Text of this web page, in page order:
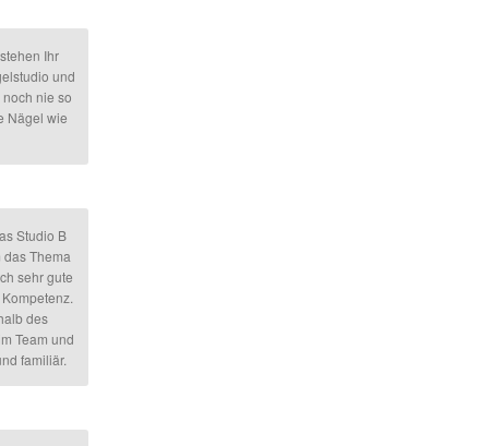
Ihr
und
nie so
Nägel wie
Studio B
Thema
sehr gute
des
Team und
familiär.